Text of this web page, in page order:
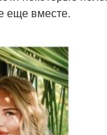
еще вместе.